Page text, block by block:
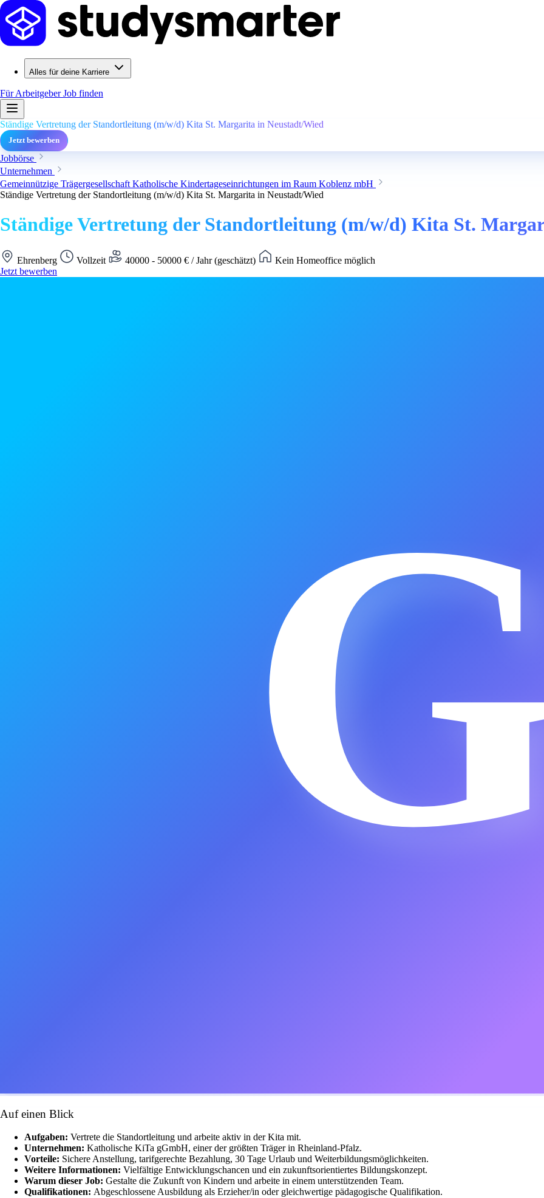
Alles für deine Karriere
Für ArbeitgeberJob finden
Ständige Vertretung der Standortleitung (m/w/d) Kita St. Margarita in Neustadt/Wied
Jetzt bewerben
Jobbörse
Unternehmen
Gemeinnützige Trägergesellschaft Katholische Kindertageseinrichtungen im Raum Koblenz mbH
Ständige Vertretung der Standortleitung (m/w/d) Kita St. Margarita in Neustadt/Wied
Ständige Vertretung der Standortleitung (m/w/d) Kita St.
Ehrenberg Vollzeit 40000 - 50000 € / Jahr (geschätzt)
Kein Homeoffice möglich
Jetzt bewerben
Auf einen Blick
Aufgaben: Vertrete die Standortleitung und arbeite aktiv in der Kita mit.
Unternehmen: Katholische KiTa gGmbH, einer der größten Träger in Rheinland-Pfalz.
Vorteile: Sichere Anstellung, tarifgerechte Bezahlung, 30 Tage Urlaub und Weiterbildungsmöglichkeiten.
Weitere Informationen: Vielfältige Entwicklungschancen und ein zukunftsorientiertes Bildungskonzept.
Warum dieser Job: Gestalte die Zukunft von Kindern und arbeite in einem unterstützenden Team.
Qualifikationen: Abgeschlossene Ausbildung als Erzieher/in oder gleichwertige pädagogische Qualifikation.